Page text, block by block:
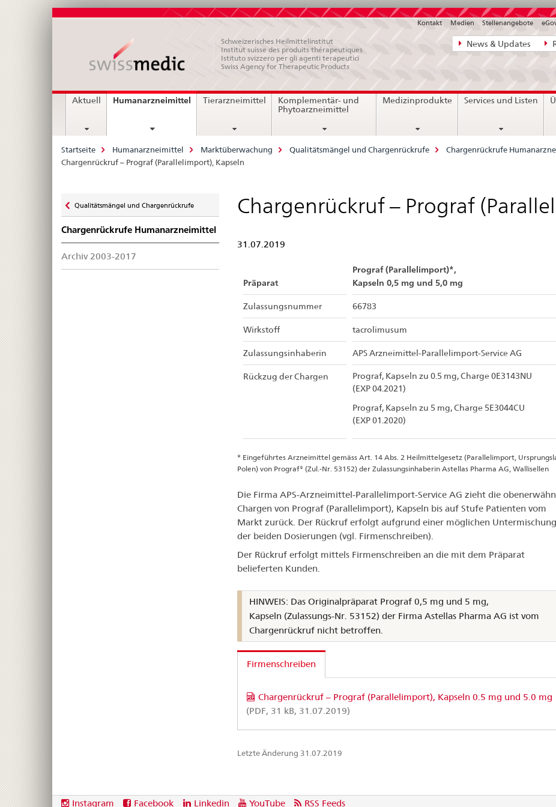
News,
Kontakt
News & Updates
Kontakt Medien Stellenangebote
Schweizerisches Heilmittelinstitut
Institut suisse des produits thérapeutiques
Istituto svizzero per gli agenti terapeutici
Swiss Agency for Therapeutic Products
Hauptnavigation
Aktuell Humanarzneimittel current
Tierarzneimittel
Komplementär- und
Phytoarzneimittel
Medizinprodukte Services und Listen
Breadcrumb
Startseite Humanarzneimittel Marktüberwachung Qualitätsmängel und Chargenrückrufe
Chargenrückrufe
Chargenrückruf – Prograf (Parallelimport), Kapseln
zu
Qualitätsmängel und Chargenrückrufe
Chargenrückrufe Humanarzneimittel
Archiv 2003-2017
Chargenrückruf – Prograf
31.07.2019
Präparat
Prograf (Parallelimport)*,
Kapseln 0,5 mg und 5,0 mg
Zulassungsnummer 66783
Wirkstoff tacrolimusum
Zulassungsinhaberin APS Arzneimittel-Parallelimport-Service AG
Rückzug der Chargen
Prograf, Kapseln zu 0.5 mg, Charge 0E3143NU
(EXP 04.2021)
Prograf, Kapseln zu 5 mg, Charge 5E3044CU
(EXP 01.2020)
* Eingeführtes Arzneimittel gemäss Art. 14 Abs. 2 Heilmittelgesetz (Parallelimport,
Polen) von Prograf® (Zul.-Nr. 53152) der Zulassungsinhaberin Astellas Pharma AG, Wallisellen
Die Firma APS-Arzneimittel-Parallelimport-Service AG zieht die
Chargen von Prograf (Parallelimport), Kapseln bis auf Stufe Patienten vom
Markt zurück. Der Rückruf erfolgt aufgrund einer möglichen Untermischung
der beiden Dosierungen (vgl. Firmenschreiben).
Der Rückruf erfolgt mittels Firmenschreiben an die mit dem Präparat
belieferten Kunden.
HINWEIS: Das Originalpräparat Prograf 0,5 mg und 5 mg,
Kapseln (Zulassungs-Nr. 53152) der Firma Astellas Pharma AG ist vom
Chargenrückruf nicht betroffen.
Firmenschreiben
Chargenrückruf – Prograf (Parallelimport), Kapseln 0.5 mg und 5.0 mg
(PDF, 31 kB, 31.07.2019)
Letzte Änderung 31.07.2019
Footer
SocialInstagram Facebook Linkedin YouTube RSS Feeds